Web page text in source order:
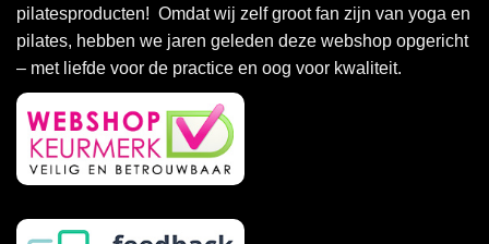
optie
gekozen
worden
op
de
productpagina
gekozen
worden
pilatesproducten! Omdat wij zelf groot fan zijn van yoga en
pilates, hebben we jaren geleden deze webshop opgericht
– met liefde voor de practice en oog voor kwaliteit.